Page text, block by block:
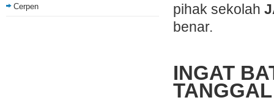
Cerpen
pihak sekolah
benar.
INGAT